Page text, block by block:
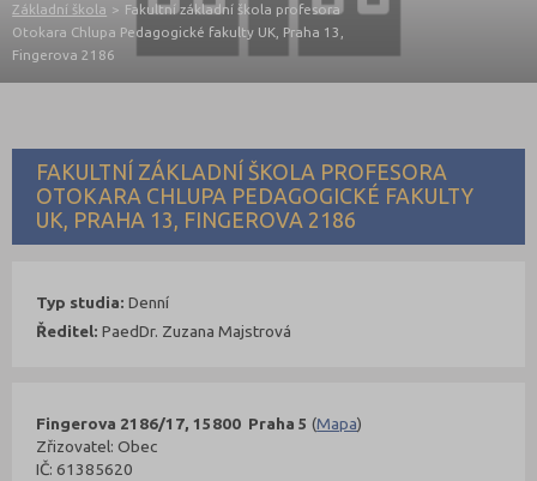
Základní škola > Fakultní základní škola profesora
Otokara Chlupa Pedagogické fakulty UK, Praha 13,
Fingerova 2186
FAKULTNÍ ZÁKLADNÍ ŠKOLA PROFESORA
OTOKARA CHLUPA PEDAGOGICKÉ FAKULTY
UK, PRAHA 13, FINGEROVA 2186
Fingerova 2186/17, 15800 Praha 5 (Mapa)
Zřizovatel: Obec
IČ: 61385620
Typ studia: Denní
Ředitel: PaedDr. Zuzana Majstrová